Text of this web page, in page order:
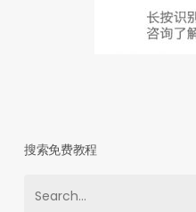
搜索免费教程